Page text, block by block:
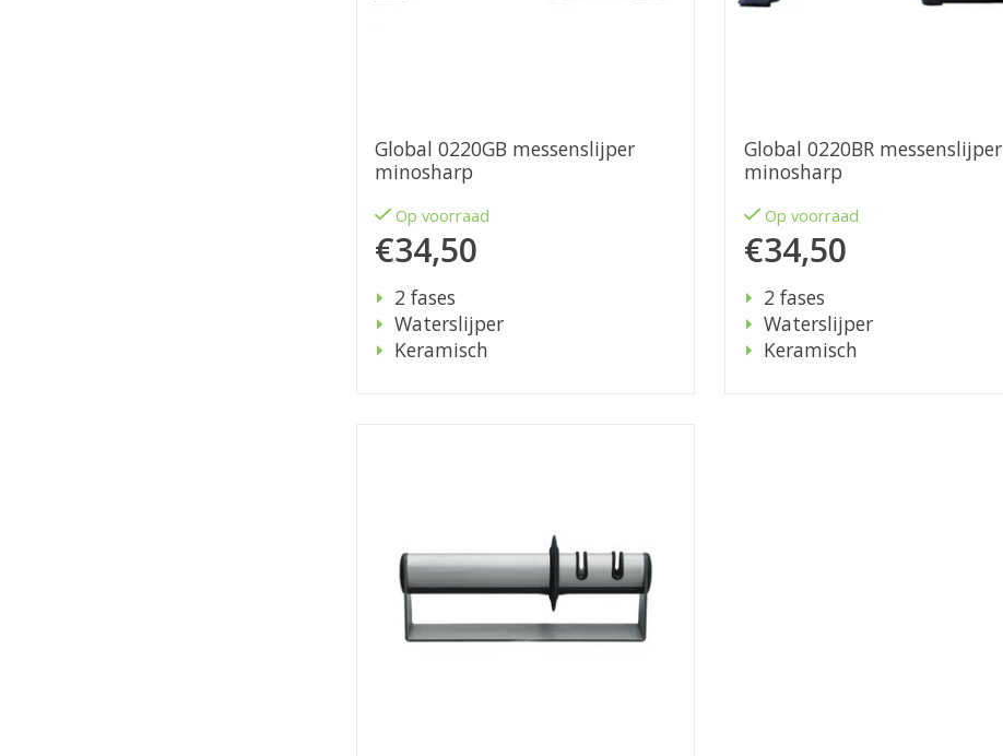
Global 0220GB messenslijper
minosharp
Op voorraad
€34,50
2 fases
Waterslijper
Keramisch
Global 0220BR messenslijper
minosharp
Op voorraad
€34,50
2 fases
Waterslijper
Keramisch